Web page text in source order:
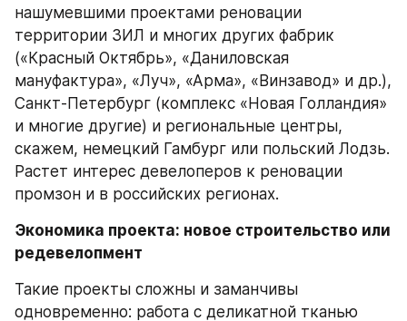
нашумевшими проектами реновации
территории ЗИЛ и многих других фабрик
(«Красный Октябрь», «Даниловская
мануфактура», «Луч», «Арма», «Винзавод» и др.),
Санкт-Петербург (комплекс «Новая Голландия»
и многие другие) и региональные центры,
скажем, немецкий Гамбург или польский Лодзь.
Растет интерес девелоперов к реновации
промзон и в российских регионах.
Экономика проекта: новое строительство или
редевелопмент
Такие проекты сложны и заманчивы
одновременно: работа с деликатной тканью